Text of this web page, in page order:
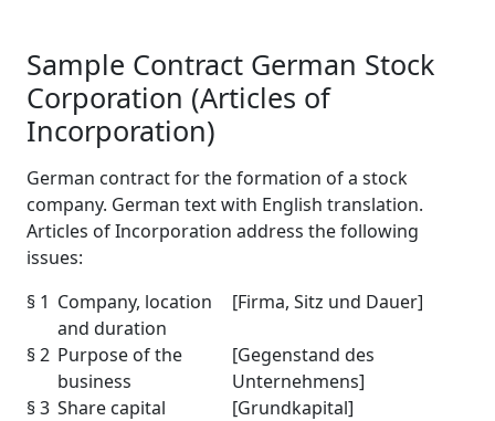
Sample Contract German Stock
Corporation (Articles of
Incorporation)
German contract for the formation of a stock
company. German text with English translation.
Articles of Incorporation address the following
issues:
§ 1 Company, location
and duration
[Firma, Sitz und Dauer]
§ 2 Purpose of the
business
[Gegenstand des
Unternehmens]
§ 3 Share capital
[Grundkapital]